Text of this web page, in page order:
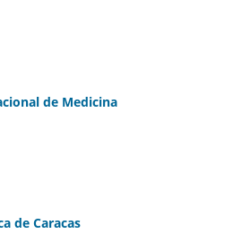
de Medicina
de Caracas